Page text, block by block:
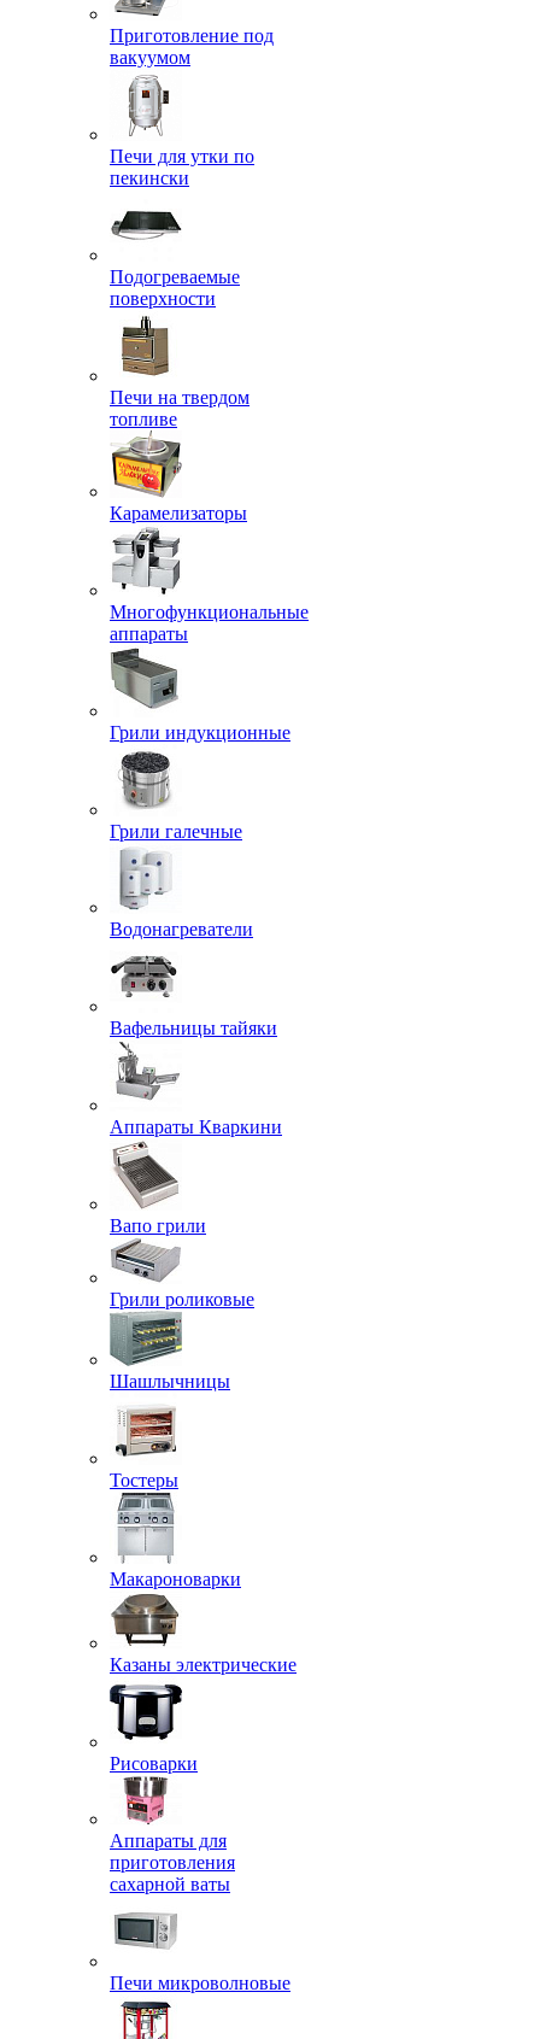
Приготовление под
вакуумом
Печи для утки по
пекински
Подогреваемые
поверхности
Печи на твердом
топливе
Карамелизаторы
Многофункциональные
аппараты
Грили индукционные
Грили галечные
Водонагреватели
Вафельницы тайяки
Аппараты Кваркини
Вапо грили
Грили роликовые
Шашлычницы
Тостеры
Макароноварки
Казаны электрические
Рисоварки
Аппараты для
приготовления
сахарной ваты
Печи микроволновые